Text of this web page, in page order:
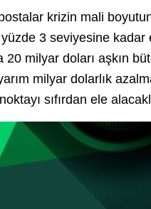
postalar krizin mali
yüzde 3 seviyesine
20 milyar doları aşkın
milyar dolarlık
sıfırdan ele